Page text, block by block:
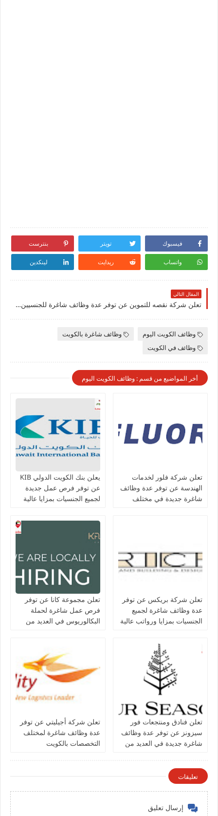
فيسبوك تويتر بنترست
واتساب ريدايت لينكدين
المقال التالي
تعلن شركة نقصه للتموين عن توفر عدة وظائف شاغرة للجنسيين لحملة الثانوية في الكويت
وظائف الكويت اليوم
وظائف شاغرة بالكويت
وظائف في الكويت
أخر المواضيع من قسم : وظائف الكويت اليوم
تعلن شركة فلور لخدمات
الهندسة عن توفر عدة وظائف
شاغرة جديدة في مختلف
يعلن بنك الكويت الدولي KIB
عن توفر فرص عمل جديدة
لجميع الجنسيات بمزايا عالية
تعلن شركة بريكس عن توفر
عدة وظائف شاغرة لجميع
الجنسيات بمزايا ورواتب عالية
تعلن مجموعة كانا عن توفر
فرص عمل شاغرة لحملة
البكالوريوس في العديد من
تعلن فنادق ومنتجعات فور
سيزونز‏ عن توفر عدة وظائف
شاغرة جديدة في العديد من
تعلن شركة أجيليتي عن توفر
عدة وظائف شاغرة لمختلف
التخصصات بالكويت
تعليقات
إرسال تعليق